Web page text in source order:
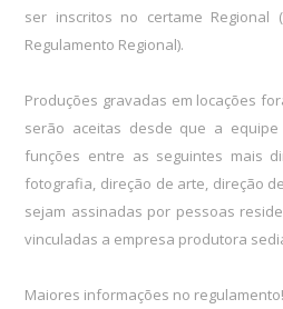
ser inscritos no certame Regional (
Regulamento Regional).
Produções gravadas em locações
serão aceitas desde que a
funções entre as seguintes mais
fotografia, direção de arte, direção
sejam assinadas por pessoas
vinculadas a empresa produtora
Maiores informações no regulamento!